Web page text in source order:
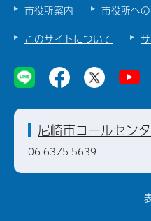
市役所案内 市役所へ
このサイトについて
尼崎市コールセン
06-6375-5639